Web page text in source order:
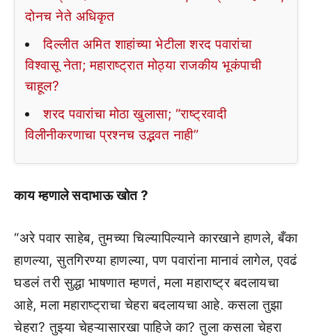
दोनच नेते अधिकृत
दिल्लीत अमित शाहांच्या भेटीला शरद पवारांचा
विश्वासू नेता; महाराष्ट्रात मोठ्या राजकीय भूकंपाची
चाहूल?
शरद पवारांचा मोठा खुलासा; “राष्ट्रवादी
विलीनीकरणाचा प्रश्नच उद्भवत नाही”
काय म्हणाले सदाभाऊ खोत ?
“अरे पवार साहेब, तुमच्या चिल्यापिल्याने कारखाने हाणले, बँका
हाणल्या, सुतगिरण्या हाणल्या, पण पवारांना मानावं लागेल, एवढं
घडलं तरी सुद्धा भाषणात म्हणतं, मला महाराष्ट्र बदलायचा
आहे, मला महाराष्ट्राचा चेहरा बदलायचा आहे. कसला तुझा
चेहरा? तुझ्या चेहऱ्यासारखा पाहिजे का? तुला कसला चेहरा